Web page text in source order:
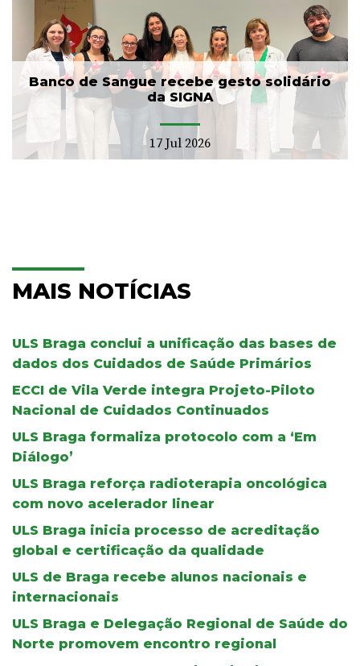
Banco de Sangue recebe gesto solidário
da SIGNA
17 Jul 2026
MAIS NOTÍCIAS
ULS Braga conclui a unificação das bases de
dados dos Cuidados de Saúde Primários
ECCI de Vila Verde integra Projeto-Piloto
Nacional de Cuidados Continuados
ULS Braga formaliza protocolo com a ‘Em
Diálogo’
ULS Braga reforça radioterapia oncológica
com novo acelerador linear
ULS Braga inicia processo de acreditação
global e certificação da qualidade
ULS de Braga recebe alunos nacionais e
internacionais
ULS Braga e Delegação Regional de Saúde do
Norte promovem encontro regional